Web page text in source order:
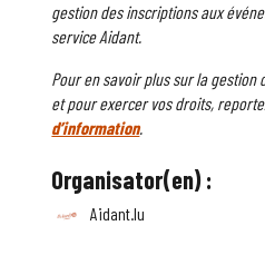
gestion des inscriptions aux
service Aidant.
Pour en savoir plus sur la gestion
et pour exercer vos droits,
d’information.
Organisator(en) :
Aidant.lu